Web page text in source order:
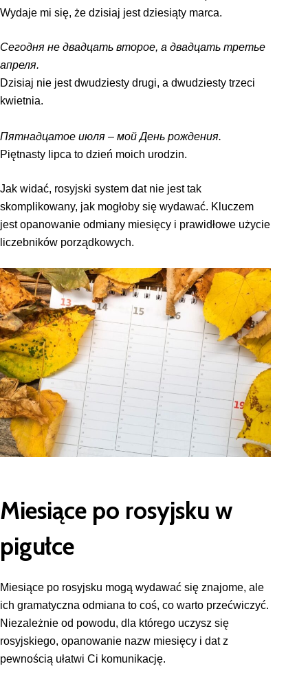
Wydaje mi się, że dzisiaj jest dziesiąty marca.
Сегодня не двадцать второе, а двадцать третье
апреля.
Dzisiaj nie jest dwudziesty drugi, a dwudziesty trzeci
kwietnia.
Пятнадцатое июля – мой День рождения.
Piętnasty lipca to dzień moich urodzin.
Jak widać, rosyjski system dat nie jest tak
skomplikowany, jak mogłoby się wydawać. Kluczem
jest opanowanie odmiany miesięcy i prawidłowe użycie
liczebników porządkowych.
Miesiące po rosyjsku w
pigułce
Miesiące po rosyjsku mogą wydawać się znajome, ale
ich gramatyczna odmiana to coś, co warto przećwiczyć.
Niezależnie od powodu, dla którego uczysz się
rosyjskiego, opanowanie nazw miesięcy i dat z
pewnością ułatwi Ci komunikację.